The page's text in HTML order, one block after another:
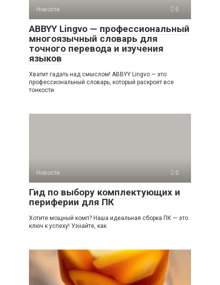
Новости 0
ABBYY Lingvo — профессиональный
многоязычный словарь для
точного перевода и изучения
языков
Хватит гадать над смыслом! ABBYY Lingvo — это
профессиональный словарь, который раскроет все
тонкости
Новости 0
Гид по выбору комплектующих и
периферии для ПК
Хотите мощный комп? Наша идеальная сборка ПК — это
ключ к успеху! Узнайте, как